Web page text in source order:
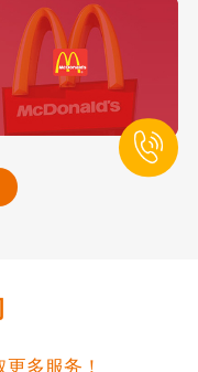
多服务！